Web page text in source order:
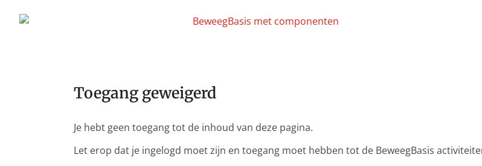
Toegang geweigerd
Je hebt geen toegang tot de inhoud van deze pagina.
Let erop dat je ingelogd moet zijn en toegang moet hebben tot de BeweegBasis